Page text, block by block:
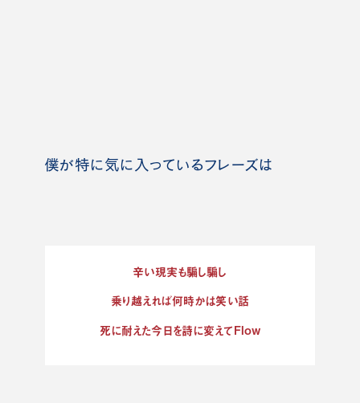
僕が特に気に入っているフレーズは
辛い現実も騙し騙し
乗り越えれば何時かは笑い話
死に耐えた今日を詩に変えてFlow